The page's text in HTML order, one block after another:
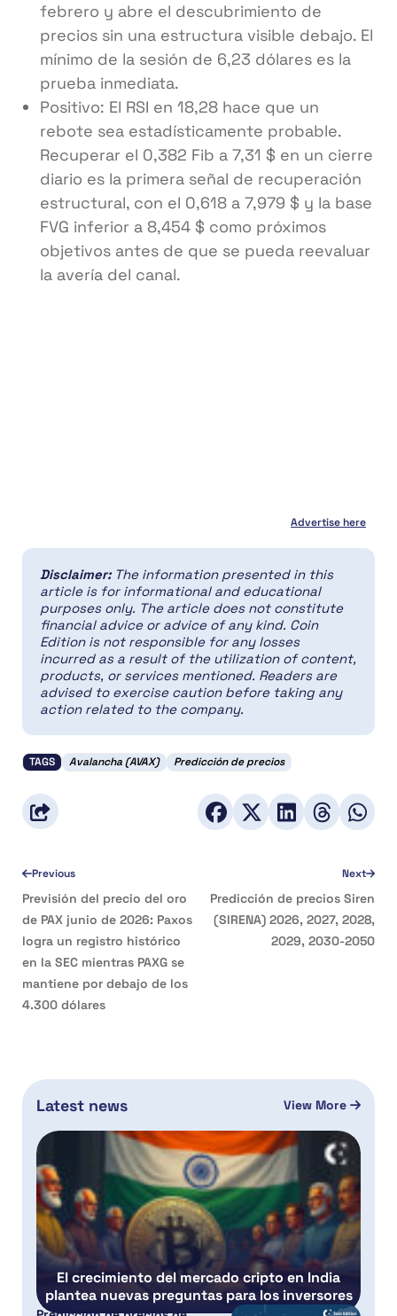
febrero y abre el descubrimiento de
precios sin una estructura visible debajo. El
mínimo de la sesión de 6,23 dólares es la
prueba inmediata.
Positivo: El RSI en 18,28 hace que un
rebote sea estadísticamente probable.
Recuperar el 0,382 Fib a 7,31 $ en un cierre
diario es la primera señal de recuperación
estructural, con el 0,618 a 7,979 $ y la base
FVG inferior a 8,454 $ como próximos
objetivos antes de que se pueda reevaluar
la avería del canal.
Advertise here
Disclaimer: The information presented in this
article is for informational and educational
purposes only. The article does not constitute
financial advice or advice of any kind. Coin
Edition is not responsible for any losses
incurred as a result of the utilization of content,
products, or services mentioned. Readers are
advised to exercise caution before taking any
action related to the company.
TAGS Avalancha (AVAX) Predicción de precios
Previous
Previsión del precio del oro
de PAX junio de 2026: Paxos
logra un registro histórico
en la SEC mientras PAXG se
mantiene por debajo de los
4.300 dólares
Next
Predicción de precios Siren
(SIRENA) 2026, 2027, 2028,
2029, 2030-2050
Latest news View More
El crecimiento del mercado cripto en India
plantea nuevas preguntas para los inversores